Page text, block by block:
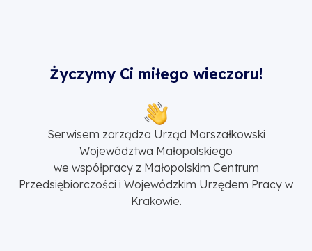
Życzymy Ci miłego wieczoru!
Serwisem zarządza Urząd Marszałkowski
Województwa Małopolskiego
we współpracy z Małopolskim Centrum
Przedsiębiorczości i Wojewódzkim Urzędem Pracy w
Krakowie.